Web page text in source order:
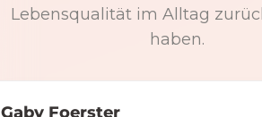
Lebensqualität im Alltag
haben.
Gaby Foerster